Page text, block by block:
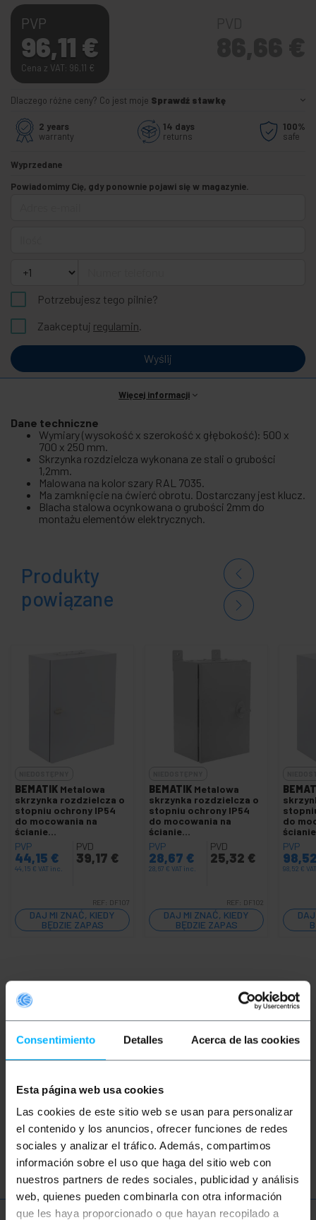
Consentimiento Detalles Acerca de las cookies
Esta página web usa cookies
Las cookies de este sitio web se usan para personalizar
el contenido y los anuncios, ofrecer funciones de redes
sociales y analizar el tráfico. Además, compartimos
información sobre el uso que haga del sitio web con
nuestros partners de redes sociales, publicidad y análisis
web, quienes pueden combinarla con otra información
que les haya proporcionado o que hayan recopilado a
PVP
96,11 €
Cena z VAT: 96,11 €
Dlaczego różne ceny? Co jest moje Sprawdź stawkę
2 years
warranty
14 days
returns
100%
safe
Wyprzedane
Powiadomimy Cię, gdy ponownie pojawi się w magazynie.
Potrzebujesz tego pilnie?
Zaakceptuj regulamin.
Wyślij
Więcej informacji
Dane techniczne
Wymiary (wysokość x szerokość x głębokość): 500 x
700 x 250 mm.
Skrzynka rozdzielcza wykonana ze stali o grubości
1,2mm.
Malowana na kolor szary RAL 7035.
Ma zamknięcie na ćwierć obrotu. Dostarczany jest klucz.
Blacha stalowa ocynkowana o grubości 2mm do
montażu elementów elektrycznych.
Produkty
powiązane
BEMATIK Metalowa
skrzynka rozdzielcza o
stopniu ochrony IP54
do mocowania na
ścianie
300x350x200mm
PVP
44,15 €
44,15 € VAT inc.
PVD
39,17 €
REF: DF107
DAJ MI ZNAĆ, KIEDY
BĘDZIE ZAPAS
BEMATIK Metalowa
skrzynka rozdzielcza o
stopniu ochrony IP54
do mocowania na
ścianie
200x300x150mm
PVP
28,67 €
28,67 € VAT inc.
PVD
25,32 €
REF: DF102
DAJ MI ZNAĆ, KIEDY
BĘDZIE ZAPAS
do
ścianie
PVP
98,52 €
Słowa kluczowe
Nie znalazłeś tego, czego szukałeś? Te
tematy mogą ci pomóc
wewnętrze pudło elektryczność sieci
skrzynka komunikacyjna